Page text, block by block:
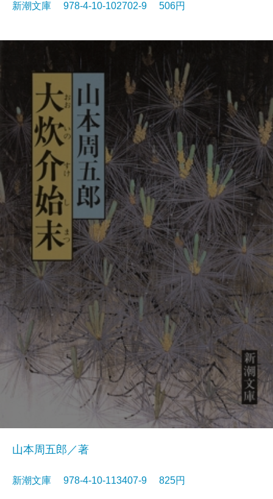
新潮文庫 978-4-10-102702-9 506円
山本周五郎／著
新潮文庫 978-4-10-113407-9 825円